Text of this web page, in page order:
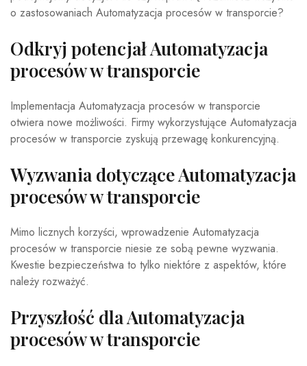
o zastosowaniach Automatyzacja procesów w transporcie?
Odkryj potencjał Automatyzacja
procesów w transporcie
Implementacja Automatyzacja procesów w transporcie
otwiera nowe możliwości. Firmy wykorzystujące Automatyzacja
procesów w transporcie zyskują przewagę konkurencyjną.
Wyzwania dotyczące Automatyzacja
procesów w transporcie
Mimo licznych korzyści, wprowadzenie Automatyzacja
procesów w transporcie niesie ze sobą pewne wyzwania.
Kwestie bezpieczeństwa to tylko niektóre z aspektów, które
należy rozważyć.
Przyszłość dla Automatyzacja
procesów w transporcie